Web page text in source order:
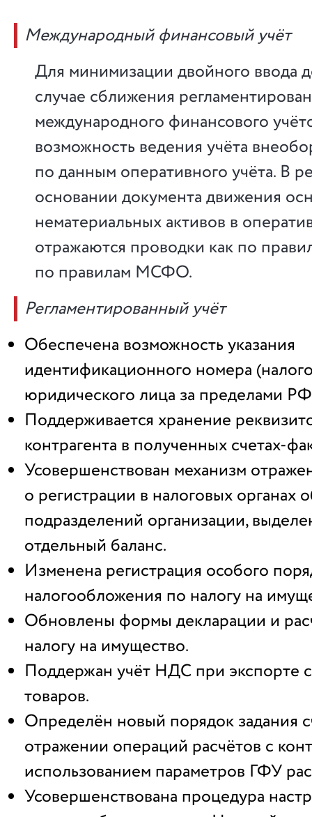
Международный финансовый учёт
Для минимизации двойного ввода
случае сближения
международного финансового
возможность ведения учёта
по данным оперативного учёта. В
основании документа движения
нематериальных активов в
отражаются проводки как по
по правилам МСФО.
Регламентированный учёт
Обеспечена возможность указания
идентификационного номера
юридического лица за пределами
Поддерживается хранение
контрагента в полученных счетах-
Усовершенствован механизм
о регистрации в налоговых органах
подразделений организации,
отдельный баланс.
Изменена регистрация особого
налогообложения по налогу на
Обновлены формы декларации и
налогу на имущество.
Поддержан учёт НДС при экспорте
товаров.
Определён новый порядок задания
отражении операций расчётов с
использованием параметров ГФУ
Усовершенствована процедура